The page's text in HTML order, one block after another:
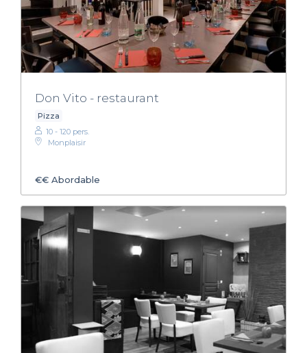
Don Vito - restaurant
Pizza
10 - 120 pers.
Monplaisir
€€ Abordable